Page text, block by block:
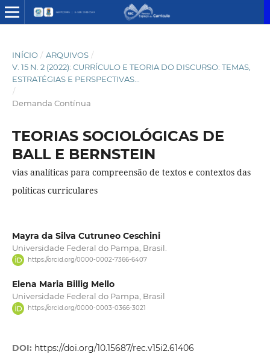
INÍCIO / ARQUIVOS /
V. 15 N. 2 (2022): CURRÍCULO E TEORIA DO DISCURSO: TEMAS,
ESTRATÉGIAS E PERSPECTIVAS...
/
Demanda Contínua
TEORIAS SOCIOLÓGICAS DE
BALL E BERNSTEIN
vias analíticas para compreensão de textos e contextos das
políticas curriculares
Mayra da Silva Cutruneo Ceschini
Universidade Federal do Pampa, Brasil.
https://orcid.org/0000-0002-7366-6407
Elena Maria Billig Mello
Universidade Federal do Pampa, Brasil
https://orcid.org/0000-0003-0366-3021
DOI: https://doi.org/10.15687/rec.v15i2.61406